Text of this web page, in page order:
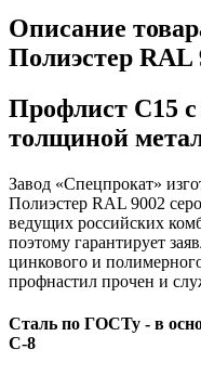
Описание
Полиэстер RAL
Профлист С15 с
толщиной
Завод «Спецпрокат»
Полиэстер RAL 9002
ведущих российских
поэтому гарантирует
цинкового и
профнастил прочен и
Сталь по ГОСТу - в
C-8